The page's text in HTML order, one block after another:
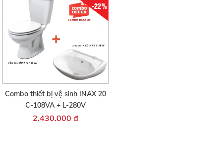
-22%
Combo thiết bị vệ sinh INAX 20
C-108VA + L-280V
2.430.000 đ